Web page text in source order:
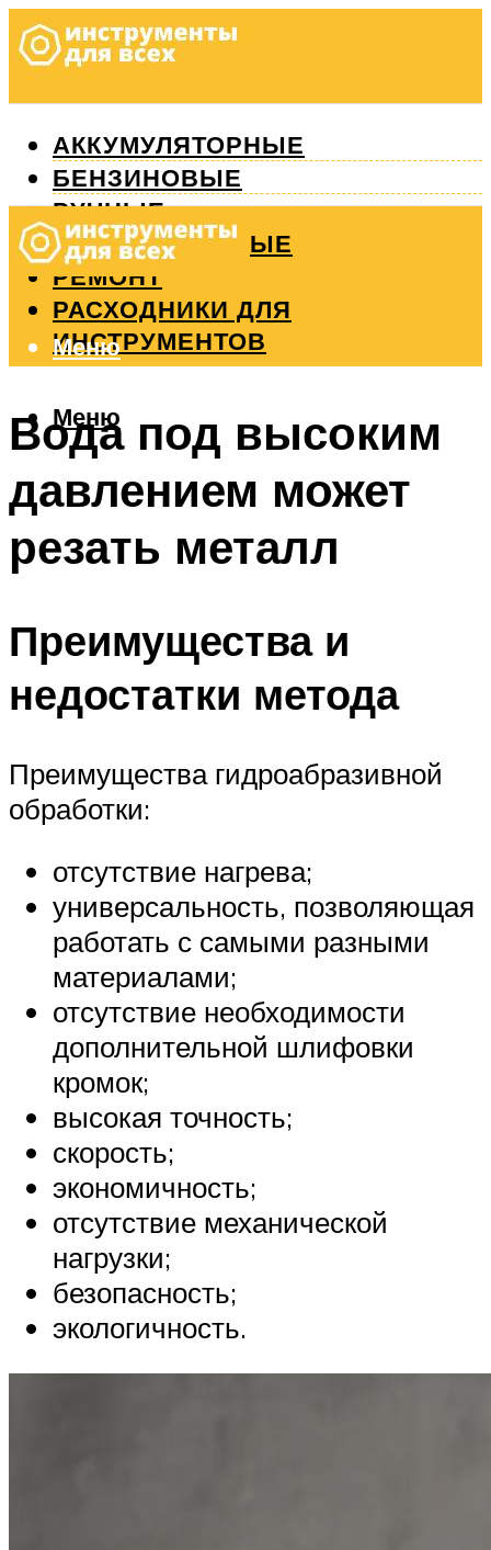
АККУМУЛЯТОРНЫЕ
БЕНЗИНОВЫЕ
РУЧНЫЕ
ИЗМЕРИТЕЛЬНЫЕ
РЕМОНТ
РАСХОДНИКИ ДЛЯ
ИНСТРУМЕНТОВ
Меню
Меню
Вода под высоким
давлением может
резать металл
Преимущества и
недостатки метода
Преимущества гидроабразивной
обработки:
отсутствие нагрева;
универсальность, позволяющая
работать с самыми разными
материалами;
отсутствие необходимости
дополнительной шлифовки
кромок;
высокая точность;
скорость;
экономичность;
отсутствие механической
нагрузки;
безопасность;
экологичность.